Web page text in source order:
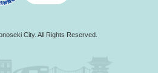
City. All Rights Reserved.